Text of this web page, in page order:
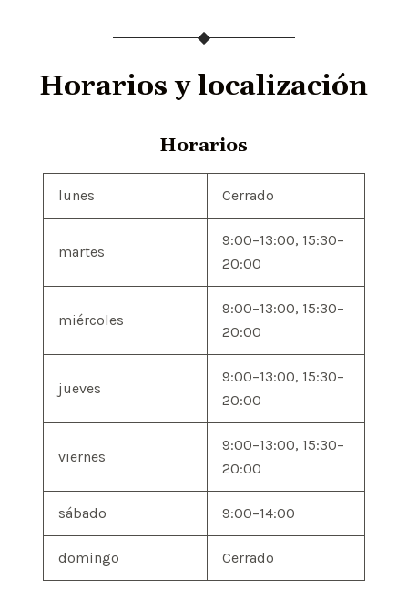
Horarios y localización
Horarios
lunes Cerrado
martes
9:00–13:00, 15:30–
20:00
miércoles
9:00–13:00, 15:30–
20:00
jueves
9:00–13:00, 15:30–
20:00
viernes
9:00–13:00, 15:30–
20:00
sábado 9:00–14:00
domingo Cerrado